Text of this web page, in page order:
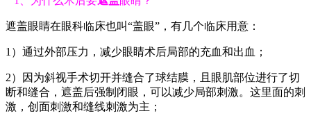
遮盖眼睛在眼科临床也叫“盖眼”，有几个临床用意：
1）通过外部压力，减少眼睛术后局部的充血和出血；
2）因为斜视手术切开并缝合了球结膜，且眼肌部位进行了切
断和缝合，遮盖后强制闭眼，可以减少局部刺激。这里面的刺
激，创面刺激和缝线刺激为主；